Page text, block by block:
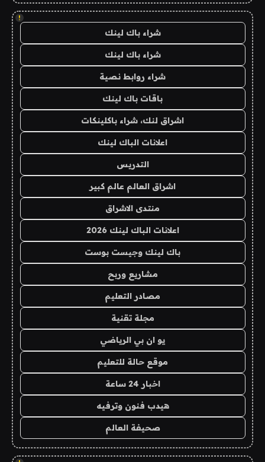
!
شراء باك لينك
شراء باك لينك
شراء روابط نصية
باقات باك لينك
اشراق لنك، شراء باكلينكات
اعلانات الباك لينك
التدريس
اشراق العالم عالم كبير
منتدى الاشراق
اعلانات الباك لينك 2026
باك لينك وجيست بوست
مشاريع وربح
مصادر التعليم
مجلة تقنية
يو ان بي الرياضي
موقع حالة للتعليم
اخبار 24 ساعة
هيدب فنون وترفيه
صحيفة العالم